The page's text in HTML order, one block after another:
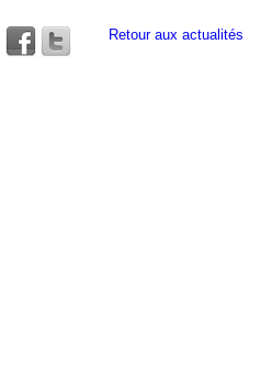
Retour aux actualités